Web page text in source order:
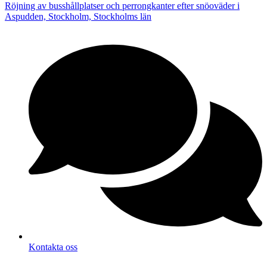
Röjning av busshållplatser och perrongkanter efter snöoväder i
Aspudden, Stockholm, Stockholms län
Kontakta oss